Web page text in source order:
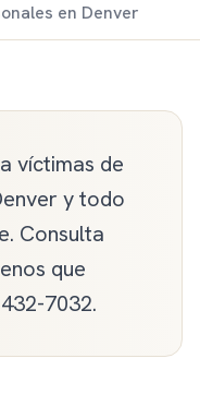
en Denver
víctimas de
y todo
Consulta
que
7032.